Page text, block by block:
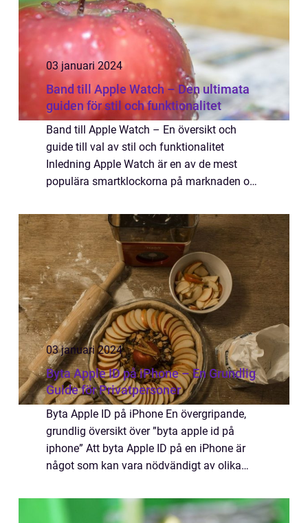
03 januari 2024
Band till Apple Watch – Den ultimata
guiden för stil och funktionalitet
Band till Apple Watch – En översikt och
guide till val av stil och funktionalitet
Inledning Apple Watch är en av de mest
populära smartklockorna på marknaden och
möjligheter. Ett viktigt sätt att anpassa o...
03 januari 2024
Byta Apple ID på iPhone – En Grundlig
Guide för Privatpersoner
Byta Apple ID på iPhone En övergripande,
grundlig översikt över ”byta apple id på
iphone” Att byta Apple ID på en iPhone är
något som kan vara nödvändigt av olika
tillgång till olika Apple-tjäns...